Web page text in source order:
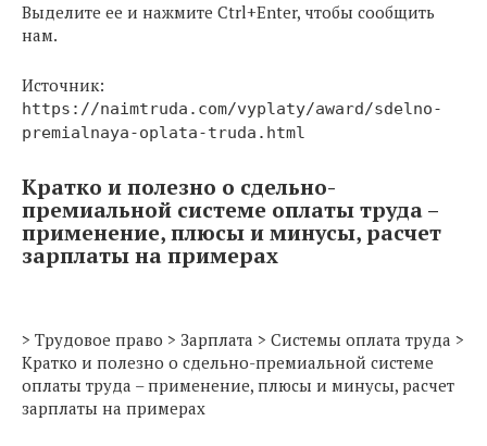
Выделите ее и нажмите Ctrl+Enter, чтобы сообщить
нам.
Источник:
https://naimtruda.com/vyplaty/award/sdelno-
premialnaya-oplata-truda.html
Кратко и полезно о сдельно-
премиальной системе оплаты труда –
применение, плюсы и минусы, расчет
зарплаты на примерах
> Трудовое право > Зарплата > Системы оплата труда >
Кратко и полезно о сдельно-премиальной системе
оплаты труда – применение, плюсы и минусы, расчет
зарплаты на примерах